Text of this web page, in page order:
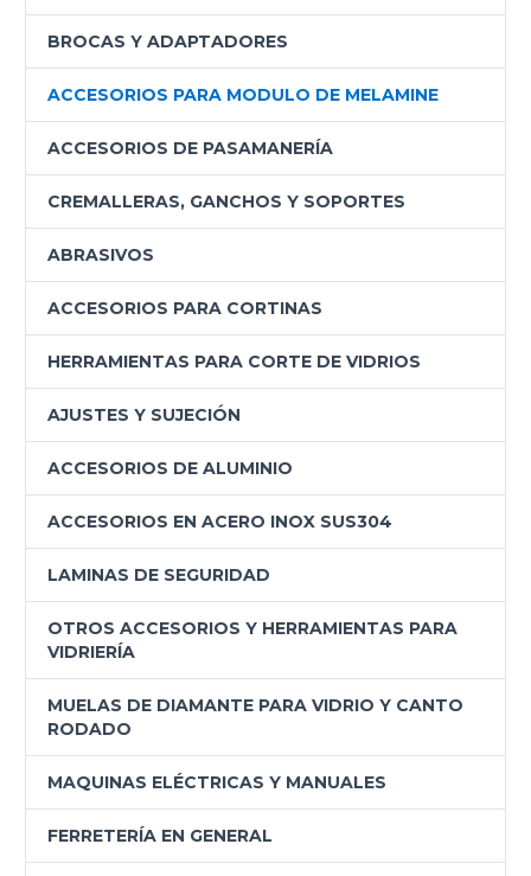
BROCAS Y ADAPTADORES
ACCESORIOS PARA MODULO DE MELAMINE
ACCESORIOS DE PASAMANERÍA
CREMALLERAS, GANCHOS Y SOPORTES
ABRASIVOS
ACCESORIOS PARA CORTINAS
HERRAMIENTAS PARA CORTE DE VIDRIOS
AJUSTES Y SUJECIÓN
ACCESORIOS DE ALUMINIO
ACCESORIOS EN ACERO INOX SUS304
LAMINAS DE SEGURIDAD
OTROS ACCESORIOS Y HERRAMIENTAS PARA
VIDRIERÍA
MUELAS DE DIAMANTE PARA VIDRIO Y CANTO
RODADO
MAQUINAS ELÉCTRICAS Y MANUALES
FERRETERÍA EN GENERAL